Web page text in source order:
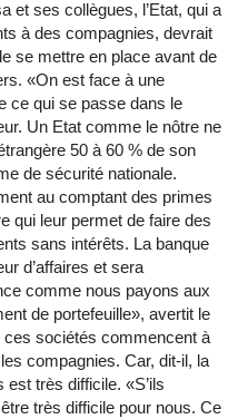
et ses collègues, l’Etat, qui a
à des compagnies, devrait
se mettre en place avant de
«On est face à une
ce qui se passe dans le
Un Etat comme le nôtre ne
50 à 60 % de son
de sécurité nationale.
au comptant des primes
qui leur permet de faire des
sans intérêts. La banque
d’affaires et sera
comme nous payons aux
de portefeuille», avertit le
sociétés commencent à
compagnies. Car, dit-il, la
très difficile. «S’ils
très difficile pour nous. Ce